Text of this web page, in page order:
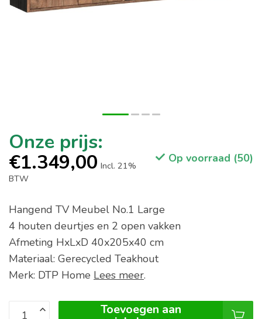
€1.349,00 Incl. 21%
BTW
Op voorraad (50)
Hangend TV Meubel No.1 Large
4 houten deurtjes en 2 open vakken
Afmeting HxLxD 40x205x40 cm
Materiaal: Gerecycled Teakhout
Merk: DTP Home Lees meer.
Toevoegen aan